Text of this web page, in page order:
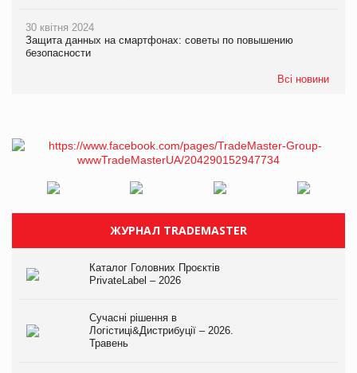
30 квітня 2024
Защита данных на смартфонах: советы по повышению
безопасности
Всі новини
ЖУРНАЛ TRADEMASTER
Каталог Головних Проєктів
PrivateLabel – 2026
Сучасні рішення в
Логістиці&Дистрибуції – 2026.
Травень